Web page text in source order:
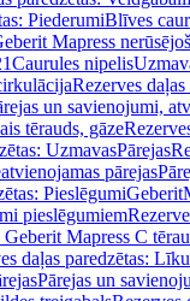
PiederumiBlīves
Mapress
Caurules nipelis
Rezerves
un savienojumi,
tērauds, gāze
UzmavasPārejas
pārejas
Pieslēgumi
pieslēgumiem
Geberit Mapress C
daļas paredzētas:
Pārejas un